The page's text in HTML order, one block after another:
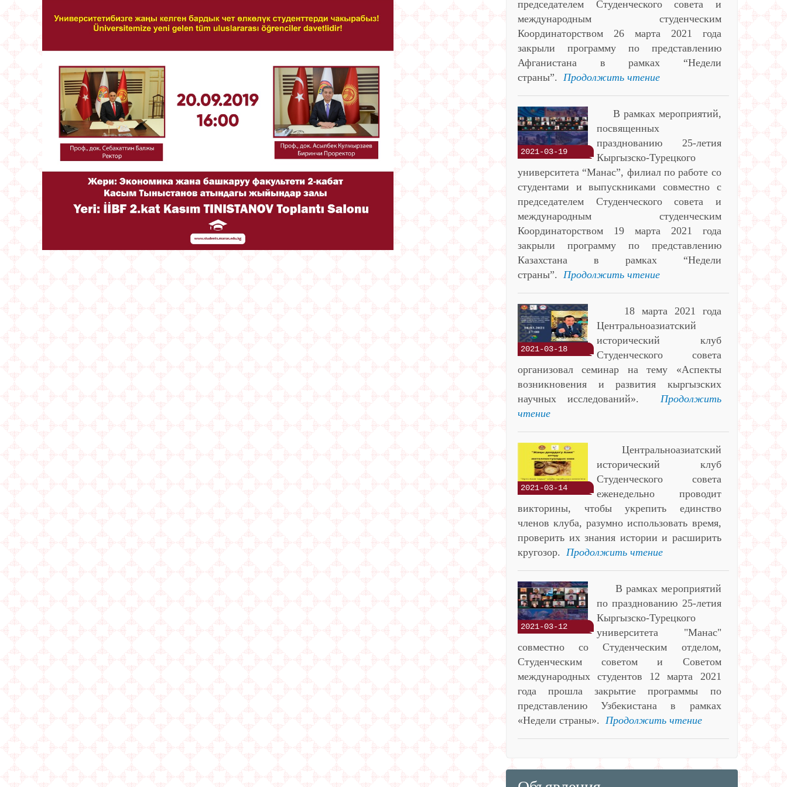
председателем Студенческого совета и
международным студенческим
Координаторством 26 марта 2021 года
закрыли программу по представлению
Афганистана в рамках “Недели
страны”. Продолжить чтение
2021-03-19
В рамках мероприятий,
посвященных
празднованию 25-летия
Кыргызско-Турецкого
университета “Манас”, филиал по работе со
студентами и выпускниками совместно с
председателем Студенческого совета и
международным студенческим
Координаторством 19 марта 2021 года
закрыли программу по представлению
Казахстана в рамках “Недели
страны”. Продолжить чтение
2021-03-18
18 марта 2021 года
Центральноазиатский
исторический клуб
Студенческого совета
организовал семинар на тему «Аспекты
возникновения и развития кыргызских
научных исследований». Продолжить
чтение
2021-03-14
Центральноазиатский
исторический клуб
Студенческого совета
еженедельно проводит
викторины, чтобы укрепить единство
членов клуба, разумно использовать время,
проверить их знания истории и расширить
кругозор. Продолжить чтение
2021-03-12
В рамках мероприятий
по празднованию 25-летия
Кыргызско-Турецкого
университета "Манас"
совместно со Студенческим отделом,
Студенческим советом и Советом
международных студентов 12 марта 2021
года прошла закрытие программы по
представлению Узбекистана в рамках
«Недели страны». Продолжить чтение